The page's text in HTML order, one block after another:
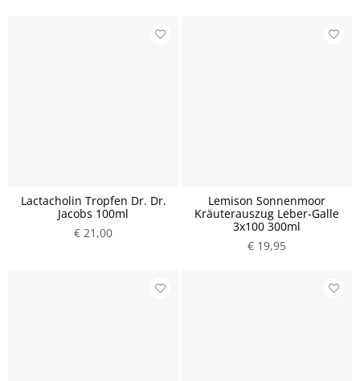
Lactacholin Tropfen Dr. Dr.
Jacobs 100ml
€ 21,00
Lemison Sonnenmoor
Kräuterauszug Leber-Galle
3x100 300ml
€ 19,95